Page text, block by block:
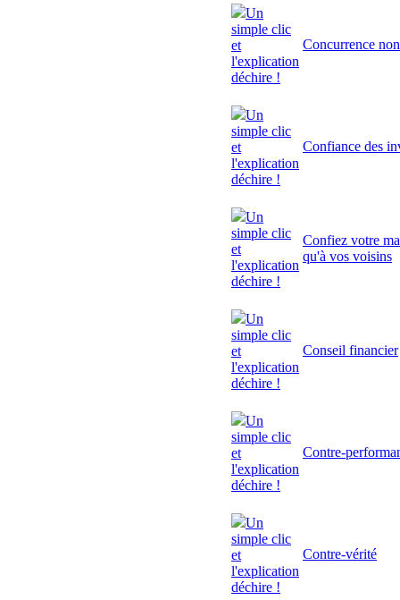
Un
simple clic
et
l'explication
déchire !
Concurrence
Un
simple clic
et
l'explication
déchire !
Confiance des
Un
simple clic
et
l'explication
déchire !
Confiez votre
qu'à vos voisins
Un
simple clic
et
l'explication
déchire !
Conseil financier
Un
simple clic
et
l'explication
déchire !
Contre-
Un
simple clic
et
l'explication
déchire !
Contre-vérité